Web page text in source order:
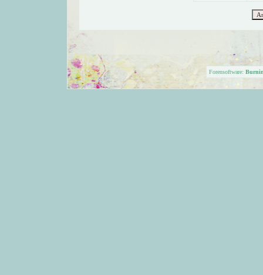
Forensoftware: